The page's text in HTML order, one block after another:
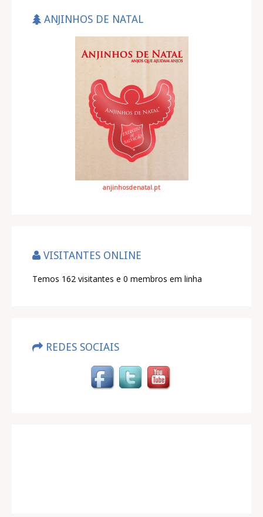
ANJINHOS DE NATAL
anjinhosdenatal.pt
VISITANTES ONLINE
Temos 162 visitantes e 0 membros em linha
REDES SOCIAIS